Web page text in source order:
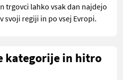
trgovci lahko vsak dan najdejo
svoji regiji in po vsej Evropi.
kategorije in hitro